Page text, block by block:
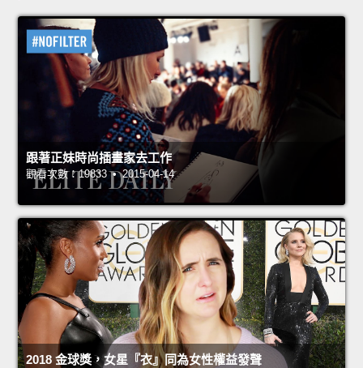
跟著正妹時尚插畫家去工作
觀看次數：19833 • 2015-04-14
2018 金球獎，女星『衣』同為女性權益發聲